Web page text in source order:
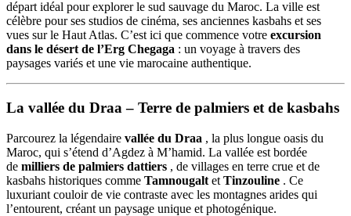
départ idéal pour explorer le sud sauvage du Maroc. La ville est
célèbre pour ses studios de cinéma, ses anciennes kasbahs et ses
vues sur le Haut Atlas. C’est ici que commence votre excursion
dans le désert de l’Erg Chegaga : un voyage à travers des
paysages variés et une vie marocaine authentique.
La vallée du Draa – Terre de palmiers et de kasbahs
Parcourez la légendaire vallée du Draa , la plus longue oasis du
Maroc, qui s’étend d’Agdez à M’hamid. La vallée est bordée
de milliers de palmiers dattiers , de villages en terre crue et de
kasbahs historiques comme Tamnougalt et Tinzouline . Ce
luxuriant couloir de vie contraste avec les montagnes arides qui
l’entourent, créant un paysage unique et photogénique.